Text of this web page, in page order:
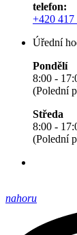
telefon:
+420 417
Úřední
Pondělí
8:00 -
(Polední
Středa
8:00 -
(Polední
nahoru